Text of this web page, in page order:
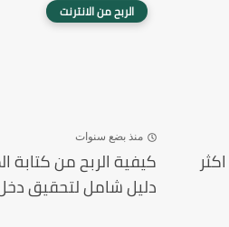
الربح من الانترنت
منذ بضع سنوات
كيفية الربح من كتابة
دليل شامل لتحقيق